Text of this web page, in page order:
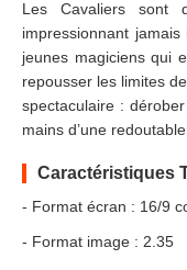
Les Cavaliers sont
impressionnant
jeunes magiciens qui
repousser les limites
spectaculaire :
mains d’une
Caractéristiques
- Format écran : 16/9
- Format image : 2.35